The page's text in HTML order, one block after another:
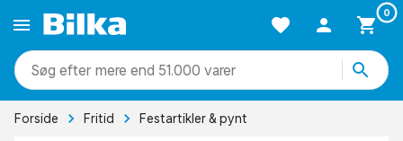
0
mere end 51.000 varer
Forside Fritid Festartikler & pynt